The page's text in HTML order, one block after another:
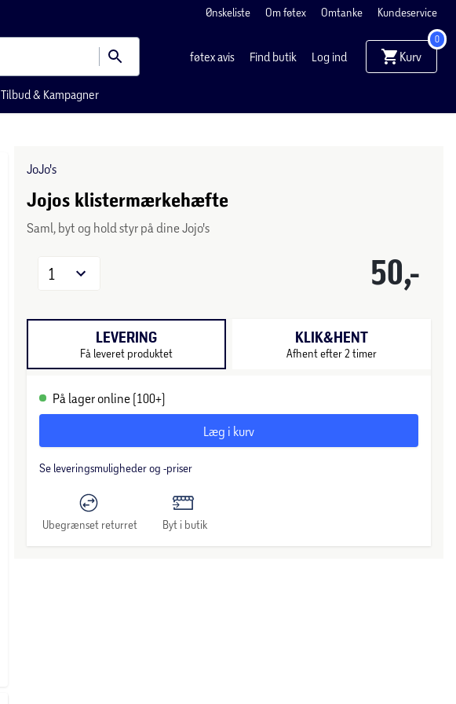
Ønskeliste Om føtex Omtanke Kundeservice
føtex avis Find butik Log ind Kurv
0
Tilbud & Kampagner
JoJo's
Jojos klistermærkehæfte
Saml, byt og hold styr på dine Jojo's
50,-
1
LEVERING
Få leveret produktet
KLIK&HENT
Afhent efter 2 timer
På lager online (100+)
Læg i kurv
Se leveringsmuligheder og -priser
Ubegrænset returret Byt i butik